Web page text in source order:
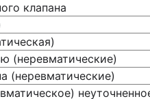
клапана
(неревматические)
(неревматические)